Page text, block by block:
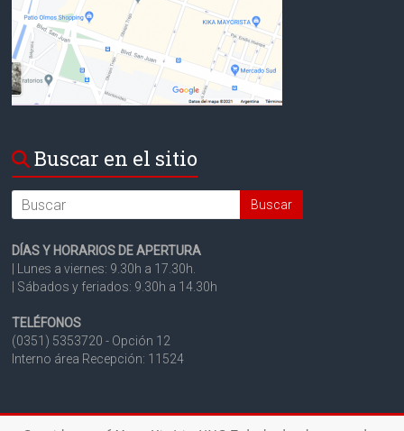
Buscar en el sitio
Search
DÍAS Y HORARIOS DE APERTURA
| Lunes a viernes: 9.30h a 17.30h.
| Sábados y feriados: 9.30h a 14.30h
TELÉFONOS
(0351) 5353720 - Opción 12
Interno área Recepción: 11524